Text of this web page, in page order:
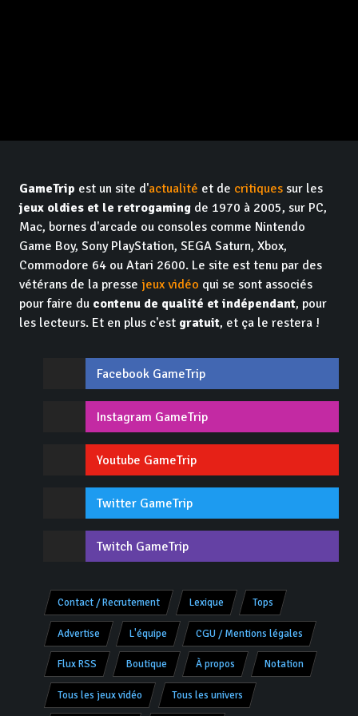
GameTrip est un site d'actualité et de critiques sur les
jeux oldies et le retrogaming de 1970 à 2005, sur PC,
Mac, bornes d'arcade ou consoles comme Nintendo
Game Boy, Sony PlayStation, SEGA Saturn, Xbox,
Commodore 64 ou Atari 2600. Le site est tenu par des
vétérans de la presse jeux vidéo qui se sont associés
pour faire du contenu de qualité et indépendant, pour
les lecteurs. Et en plus c'est gratuit, et ça le restera !
Facebook GameTrip
Instagram GameTrip
Youtube GameTrip
Twitter GameTrip
Twitch GameTrip
Contact / Recrutement Lexique Tops
Advertise L'équipe CGU / Mentions légales
Flux RSS Boutique À propos Notation
Tous les jeux vidéo Tous les univers